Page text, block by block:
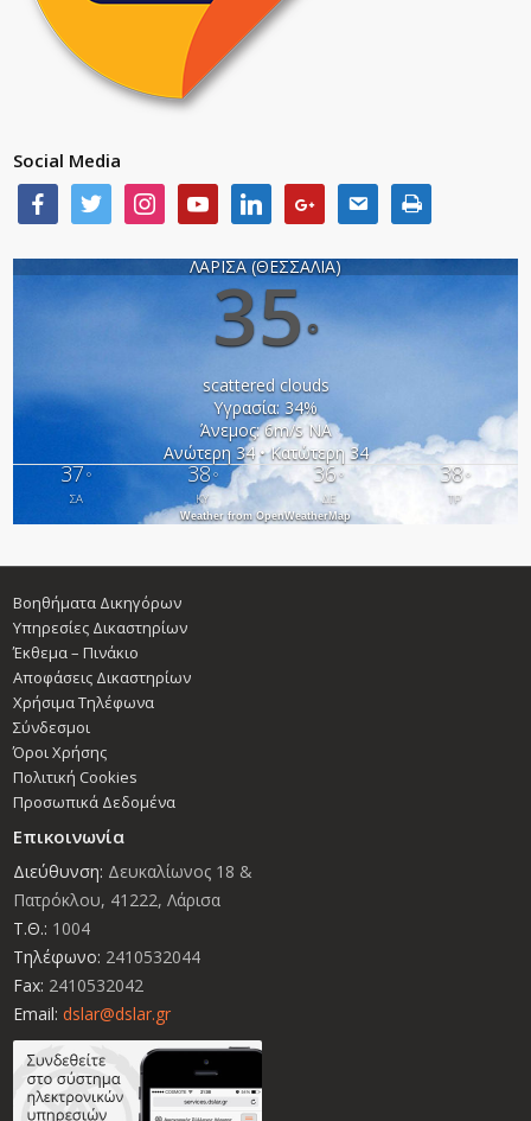
Social Media
ΛΑΡΙΣΑ (ΘΕΣΣΑΛΙΑ)
35°
scattered clouds
Υγρασία: 34%
Άνεμος: 6m/s ΝΑ
Ανώτερη 34 • Κατώτερη 34
37°
ΣΑ
38°
ΚΥ
36°
ΔΕ
38°
ΤΡ
Weather from OpenWeatherMap
Βοηθήματα Δικηγόρων
Υπηρεσίες Δικαστηρίων
Έκθεμα – Πινάκιο
Αποφάσεις Δικαστηρίων
Χρήσιμα Τηλέφωνα
Σύνδεσμοι
Όροι Χρήσης
Πολιτική Cookies
Προσωπικά Δεδομένα
Επικοινωνία
Διεύθυνση: Δευκαλίωνος 18 &
Πατρόκλου, 41222, Λάρισα
Τ.Θ.: 1004
Τηλέφωνο: 2410532044
Fax: 2410532042
Email: dslar@dslar.gr